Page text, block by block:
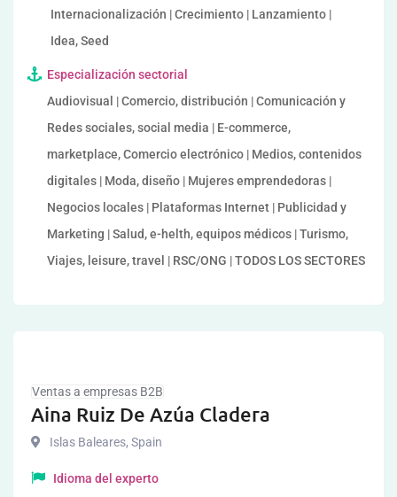
Internacionalización | Crecimiento | Lanzamiento |
Idea, Seed
Especialización sectorial
Audiovisual | Comercio, distribución | Comunicación y
Redes sociales, social media | E-commerce,
marketplace, Comercio electrónico | Medios, contenidos
digitales | Moda, diseño | Mujeres emprendedoras |
Negocios locales | Plataformas Internet | Publicidad y
Marketing | Salud, e-helth, equipos médicos | Turismo,
Viajes, leisure, travel | RSC/ONG | TODOS LOS SECTORES
Ventas a empresas B2B
Aina Ruiz De Azúa Cladera
Islas Baleares, Spain
Idioma del experto